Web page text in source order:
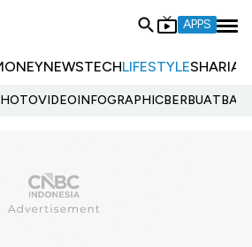
APPS
NEWSTECHLIFESTYLESHARIA
VIDEOINFOGRAPHIC